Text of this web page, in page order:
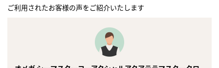
ご利用されたお客様の声をご紹介いたします
まずは
かんたん30秒でお試し査定